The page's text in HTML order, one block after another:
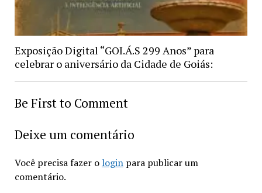
Exposição Digital “GOI.Á.S 299 Anos” para
celebrar o aniversário da Cidade de Goiás:
Be First to Comment
Deixe um comentário
Você precisa fazer o loginpara publicar um
comentário.